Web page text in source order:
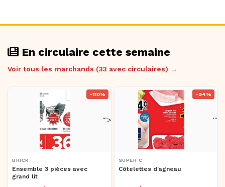
En circulaire cette semaine
Voir tous les marchands (33 avec circulaires) →
-110%
'">
BRICK
Ensemble 3 pièces avec
grand lit
-94%
'">
SUPER C
Côtelettes d'agneau